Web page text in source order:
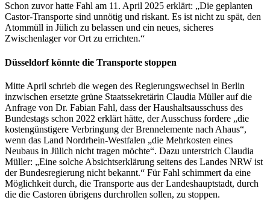
Schon zuvor hatte Fahl am 11. April 2025 erklärt: „Die geplanten
Castor-Transporte sind unnötig und riskant. Es ist nicht zu spät, den
Atommüll in Jülich zu belassen und ein neues, sicheres
Zwischenlager vor Ort zu errichten.“
Düsseldorf könnte die Transporte stoppen
Mitte April schrieb die wegen des Regierungswechsel in Berlin
inzwischen ersetzte grüne Staatssekretärin Claudia Müller auf die
Anfrage von Dr. Fabian Fahl, dass der Haushaltsausschuss des
Bundestags schon 2022 erklärt hätte, der Ausschuss fordere „die
kostengünstigere Verbringung der Brennelemente nach Ahaus“,
wenn das Land Nordrhein-Westfalen „die Mehrkosten eines
Neubaus in Jülich nicht tragen möchte“. Dazu unterstrich Claudia
Müller: „Eine solche Absichtserklärung seitens des Landes NRW ist
der Bundesregierung nicht bekannt.“ Für Fahl schimmert da eine
Möglichkeit durch, die Transporte aus der Landeshauptstadt, durch
die die Castoren übrigens durchrollen sollen, zu stoppen.